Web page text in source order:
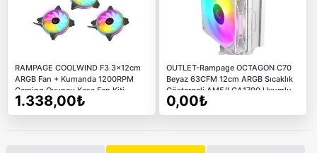
RAMPAGE COOLWIND F3 3x12cm
ARGB Fan + Kumanda 1200RPM
Gaming Oyuncu Kasa Fan Kiti
1.338,00₺
OUTLET-Rampage OCTAGON C70
Beyaz 63CFM 12cm ARGB Sıcaklık
Göstergeli AM5/LGA1700 Uyumlu
Hava Soğutucu
0,00₺